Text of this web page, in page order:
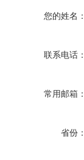
您的姓名：
联系电话：
常用邮箱：
省份：